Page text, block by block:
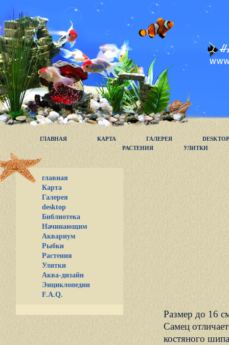
ГЛАВНАЯ КАРТА ГАЛЕРЕЯ
DESKTOP
РАСТЕНИЯ
УЛИТКИ
главная
Карта
Галерея
desktop
Библиотека
Начинающим
Аквариум
Рыбки
Растения
Улитки
Аква-дизайн
Энциклопедии
F.A.Q.
Размер до 16
Самец
костяного